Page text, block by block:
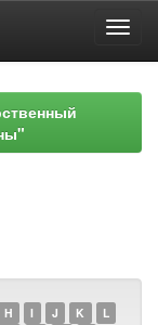
H I J K
L